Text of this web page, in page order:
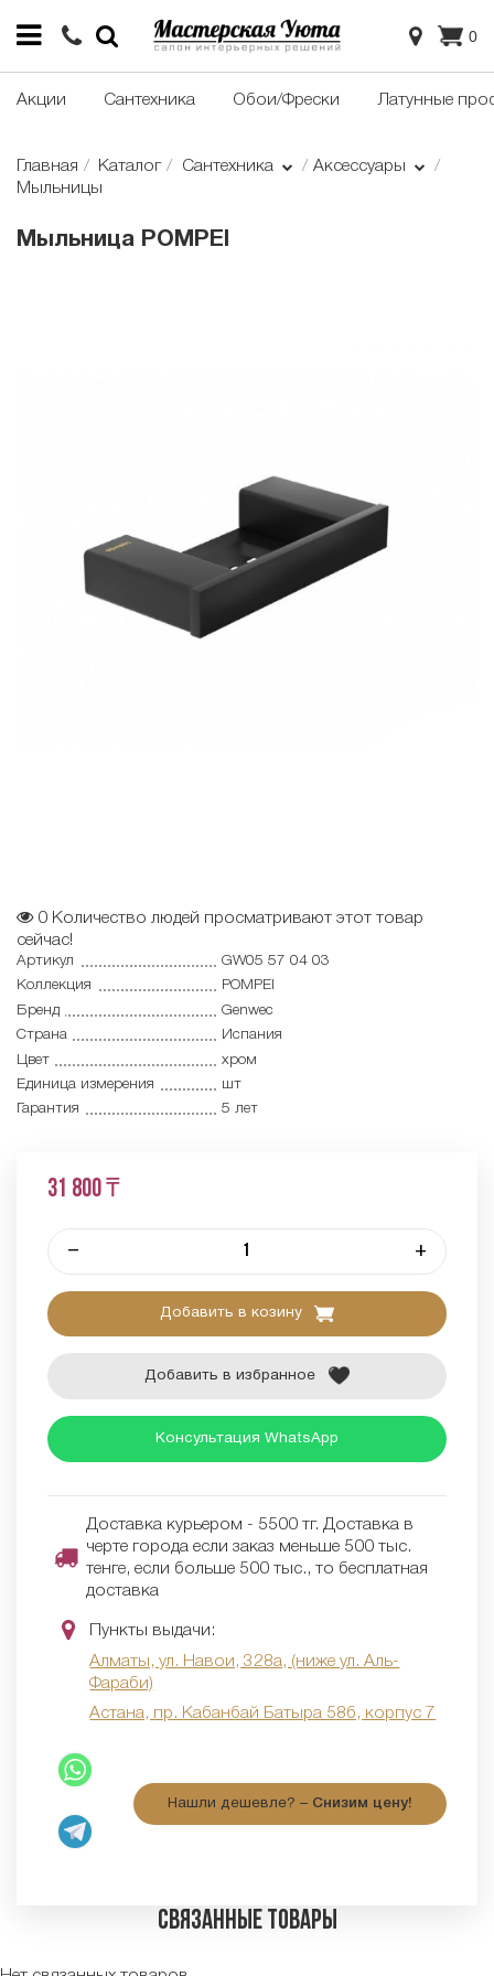
0
Акции Сантехника Обои/Фрески Латунные
Главная Каталог Сантехника
Аксессуары
Мыльницы
Мыльница POMPEI
0 Количество людей просматривают этот товар
сейчас!
Артикул
GW05 57 04 03
Коллекция
POMPEI
Бренд
Genwec
Страна
Испания
Цвет
хром
Единица измерения
шт
Гарантия
5 лет
31 800 ₸
– +
Добавить в козину
Добавить в избранное
Консультация WhatsApp
Доставка курьером - 5500 тг. Доставка в
черте города если заказ меньше 500 тыс.
тенге, если больше 500 тыс., то бесплатная
доставка
Пункты выдачи:
Алматы, ул. Навои, 328а, (ниже ул. Аль-
Фараби)
Астана, пр. Кабанбай Батыра 58б, корпус 7
Нашли дешевле? – Снизим цену!
Связанные товары